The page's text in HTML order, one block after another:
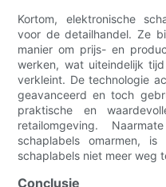
Kortom, elektronische
voor de detailhandel. Ze
manier om prijs- en
werken, wat uiteindelijk
verkleint. De technologie
geavanceerd en toch
praktische en
retailomgeving.
schaplabels omarmen,
schaplabels niet meer weg
Conclusie